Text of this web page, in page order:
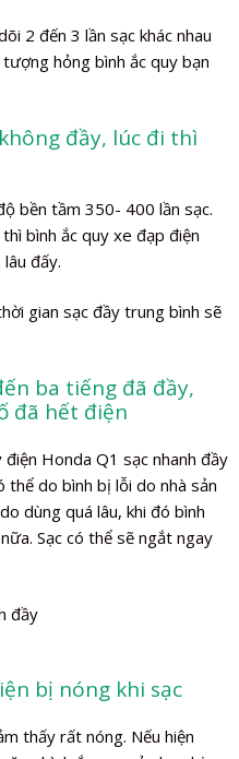
2 đến 3 lần sạc khác nhau
hỏng bình ắc quy bạn
đầy, lúc đi thì
bền tầm 350- 400 lần sạc.
bình ắc quy xe đạp điện
đấy.
gian sạc đầy trung bình sẽ
ba tiếng đã đầy,
đã hết điện
Honda Q1 sạc nhanh đầy
thể do bình bị lỗi do nhà sản
dùng quá lâu, khi đó bình
Sạc có thể sẽ ngắt ngay
bị nóng khi sạc
thấy rất nóng. Nếu hiện